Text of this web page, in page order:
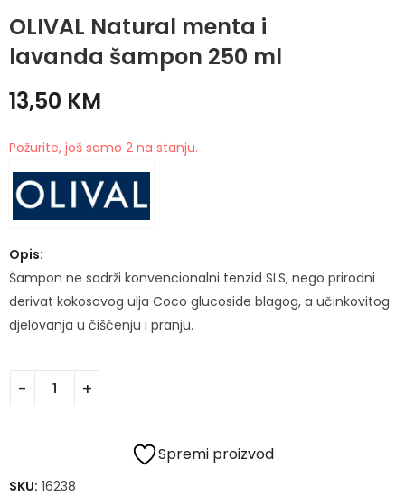
OLIVAL Natural menta i
lavanda šampon 250 mlHidrator 4H 30ml
ružmarin i limun
šampon 250 ml
13,50 KM
Požurite, još samo 2 na stanju.
Opis:
Šampon ne sadrži konvencionalni tenzid SLS, nego prirodni
derivat kokosovog ulja Coco glucoside blagog, a učinkovitog
djelovanja u čišćenju i pranju.
Spremi proizvod
SKU: 16238